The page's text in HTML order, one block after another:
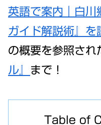
英語で案内｜白川
ガイド解説術』を
の概要を参照され
ル』 まで！
Table of